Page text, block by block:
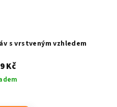
s vrstveným vzhledem
Kč